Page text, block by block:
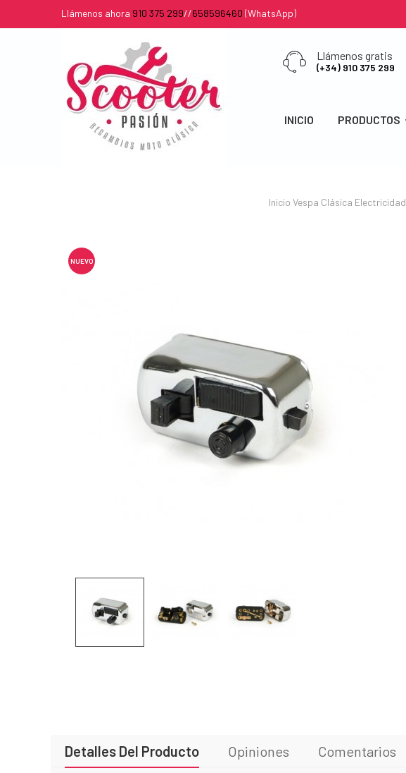
Llámenos ahora 910 375 299//658596460 (WhatsApp)
Llámenos gratis
(+34) 910 375 299
INICIO PRODUCTOS
Inicio Vespa Clásica Electricidad
NUEVO
Detalles Del Producto Opiniones Comentarios